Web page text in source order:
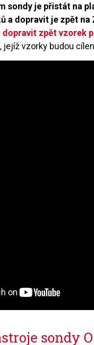
sondy je přistát na
a dopravit je zpět na
zpět vzorek
jejíž vzorky budou
sondy